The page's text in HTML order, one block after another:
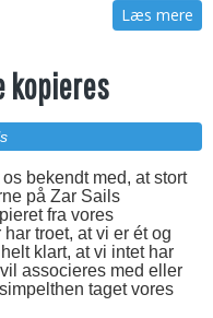
Læs mere
kopieres
bekendt med, at stort
på Zar Sails
fra vores
troet, at vi er ét og
klart, at vi intet har
associeres med eller
taget vores